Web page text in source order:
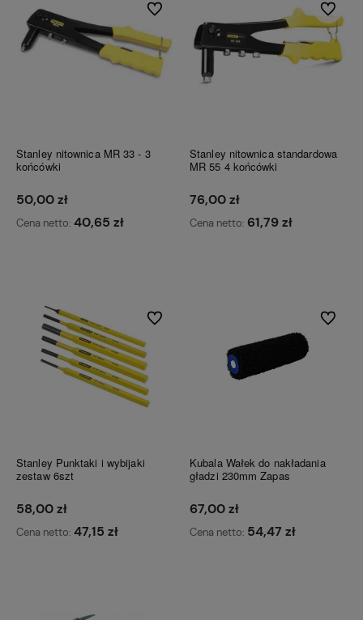
Stanley nitownica MR 33 - 3
końcówki
50,00 zł
Cena netto: 40,65 zł
Do ulubionych
Stanley nitownica standardowa
MR 55 4 końcówki
76,00 zł
Cena netto: 61,79 zł
Do
Stanley Punktaki i wybijaki
zestaw 6szt
58,00 zł
Cena netto: 47,15 zł
Do ulubionych
Kubala Wałek do nakładania
gładzi 230mm Zapas
67,00 zł
Cena netto: 54,47 zł
Do